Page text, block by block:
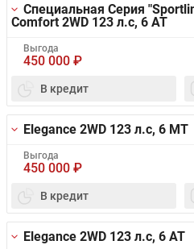
Специальная Серия
Comfort 2WD 123 л.с, 6 AT
Выгода
450 000 ₽
В кредит
Elegance 2WD 123 л.с, 6 MT
Выгода
450 000 ₽
В кредит
Elegance 2WD 123 л.с, 6 AT